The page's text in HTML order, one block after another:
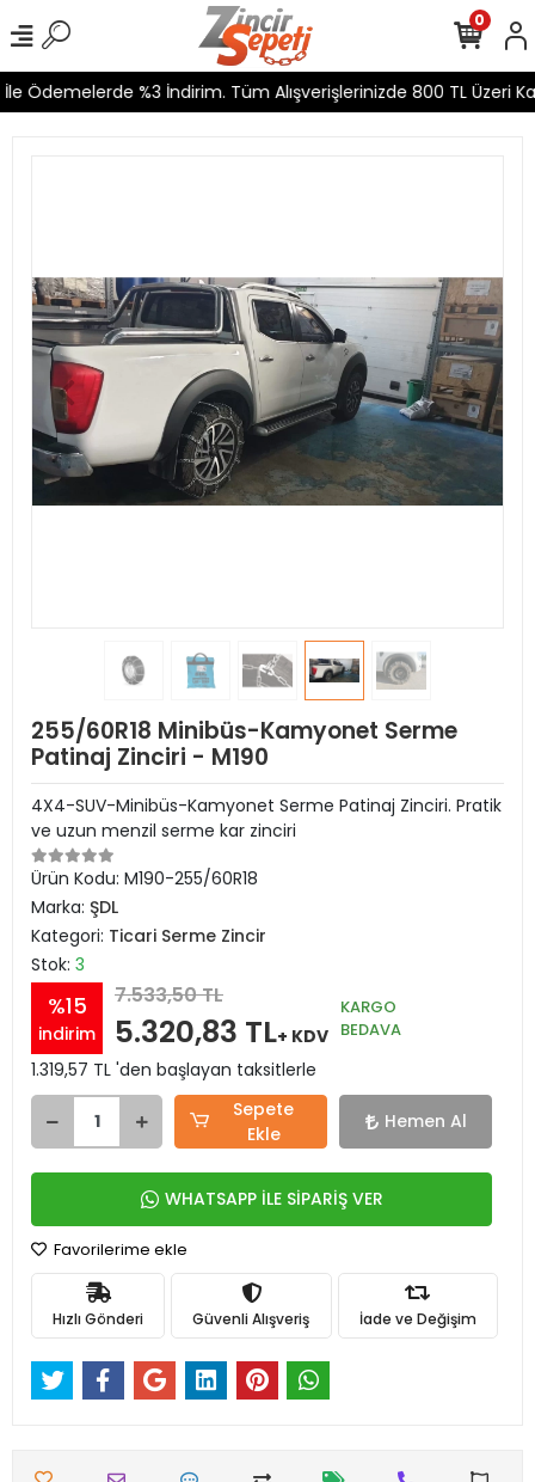
Ödemelerde %3 İndirim. Tüm Alışverişlerinizde 800 TL Üzeri
0
255/60R18 Minibüs-Kamyonet Serme
Patinaj Zinciri - M190
4X4-SUV-Minibüs-Kamyonet Serme Patinaj Zinciri. Pratik
ve uzun menzil serme kar zinciri
Ürün Kodu: M190-255/60R18
Marka: ŞDL
Kategori: Ticari Serme Zincir
Stok: 3
%15
indirim
7.533,50 TL
5.320,83 TL+ KDV
KARGO
BEDAVA
1.319,57 TL 'den başlayan taksitlerle
Sepete
Ekle
Hemen Al
WHATSAPP İLE SİPARİŞ VER
Favorilerime ekle
Hızlı Gönderi Güvenli Alışveriş İade ve Değişim